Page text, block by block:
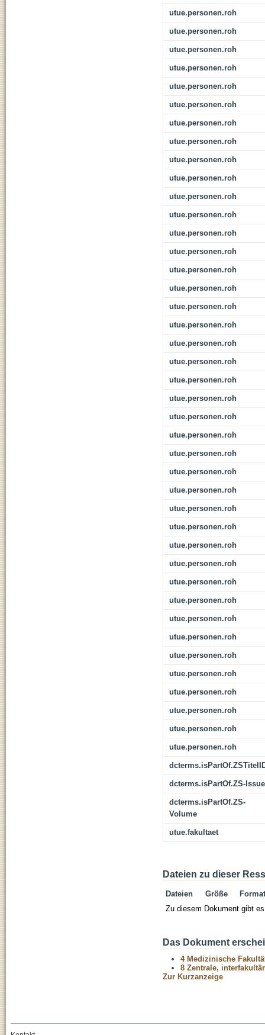
utue.personen.roh
utue.personen.roh
utue.personen.roh
utue.personen.roh
utue.personen.roh
utue.personen.roh
utue.personen.roh
utue.personen.roh
utue.personen.roh
utue.personen.roh
utue.personen.roh
utue.personen.roh
utue.personen.roh
utue.personen.roh
utue.personen.roh
utue.personen.roh
utue.personen.roh
utue.personen.roh
utue.personen.roh
utue.personen.roh
utue.personen.roh
utue.personen.roh
utue.personen.roh
utue.personen.roh
utue.personen.roh
utue.personen.roh
utue.personen.roh
utue.personen.roh
utue.personen.roh
utue.personen.roh
utue.personen.roh
utue.personen.roh
utue.personen.roh
utue.personen.roh
utue.personen.roh
utue.personen.roh
utue.personen.roh
utue.personen.roh
utue.personen.roh
utue.personen.roh
utue.personen.roh
dcterms.isPartOf.ZS-Issue
dcterms.isPartOf.ZS-
Volume
utue.fakultaet
Dateien zu dieser
Dateien Größe
Format
Zu diesem Dokument gibt
Das Dokument
4 Medizinische
8 Zentrale,
Zur Kurzanzeige